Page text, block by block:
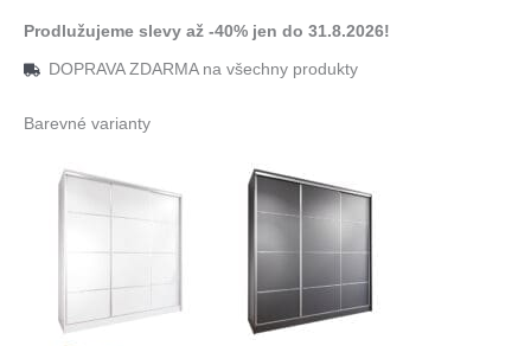
Prodlužujeme slevy až -40% jen do 31.8.2026!
DOPRAVA ZDARMA na všechny produkty
Barevné varianty